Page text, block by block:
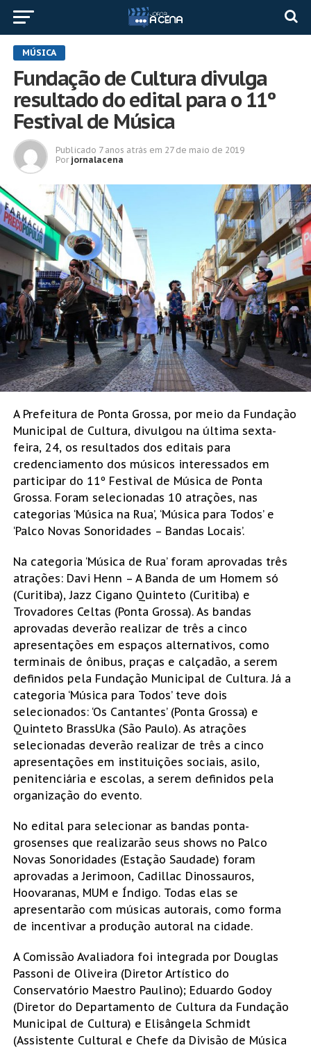
MÚSICA
Fundação de Cultura divulga
resultado do edital para o 11º
Festival de Música
Publicado 7 anos atrás em 27 de maio de 2019
Por jornalacena
A Prefeitura de Ponta Grossa, por meio da Fundação
Municipal de Cultura, divulgou na última sexta-
feira, 24, os resultados dos editais para
credenciamento dos músicos interessados em
participar do 11º Festival de Música de Ponta
Grossa. Foram selecionadas 10 atrações, nas
categorias ‘Música na Rua’, ‘Música para Todos’ e
‘Palco Novas Sonoridades – Bandas Locais’.
Na categoria ‘Música de Rua’ foram aprovadas três
atrações: Davi Henn – A Banda de um Homem só
(Curitiba), Jazz Cigano Quinteto (Curitiba) e
Trovadores Celtas (Ponta Grossa). As bandas
aprovadas deverão realizar de três a cinco
apresentações em espaços alternativos, como
terminais de ônibus, praças e calçadão, a serem
definidos pela Fundação Municipal de Cultura. Já a
categoria ‘Música para Todos’ teve dois
selecionados: ‘Os Cantantes’ (Ponta Grossa) e
Quinteto BrassUka (São Paulo). As atrações
selecionadas deverão realizar de três a cinco
apresentações em instituições sociais, asilo,
penitenciária e escolas, a serem definidos pela
organização do evento.
No edital para selecionar as bandas ponta-
grosenses que realizarão seus shows no Palco
Novas Sonoridades (Estação Saudade) foram
aprovadas a Jerimoon, Cadillac Dinossauros,
Hoovaranas, MUM e Índigo. Todas elas se
apresentarão com músicas autorais, como forma
de incentivar a produção autoral na cidade.
A Comissão Avaliadora foi integrada por Douglas
Passoni de Oliveira (Diretor Artístico do
Conservatório Maestro Paulino); Eduardo Godoy
(Diretor do Departamento de Cultura da Fundação
Municipal de Cultura) e Elisângela Schmidt
(Assistente Cultural e Chefe da Divisão de Música